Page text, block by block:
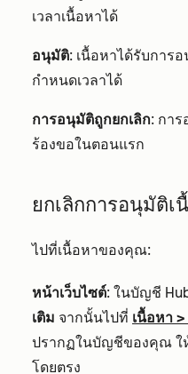
เวลาเนื้อหาได้
อนุมัติ: เนื้อหาได้รับการ
กำหนดเวลาได้
การอนุมัติถูกยกเลิก: กา
ร้องขอในตอนแรก
ยกเลิกการอนุมัติ
ไปที่เนื้อหาของคุณ:
หน้าเว็บไซต์: ในบัญชี
เติม จากนั้นไปที่ เนื้อหา >
ปรากฏในบัญชีของคุณ ใ
โดยตรง